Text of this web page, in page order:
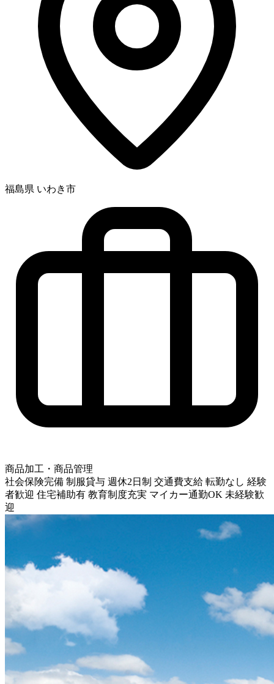
福島県 いわき市
商品加工・商品管理
社会保険完備 制服貸与 週休2日制 交通費支給 転勤なし 経験
者歓迎 住宅補助有 教育制度充実 マイカー通勤OK 未経験歓
迎